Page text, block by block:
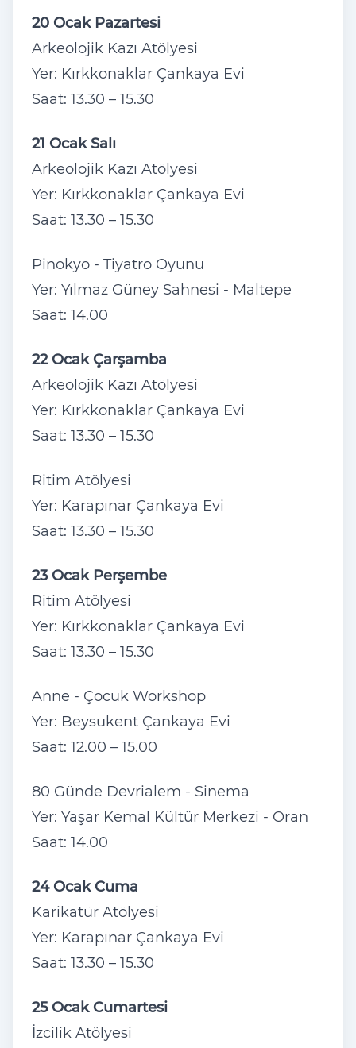
20 Ocak Pazartesi
Arkeolojik Kazı Atölyesi
Yer: Kırkkonaklar Çankaya Evi
Saat: 13.30 – 15.30
21 Ocak Salı
Arkeolojik Kazı Atölyesi
Yer: Kırkkonaklar Çankaya Evi
Saat: 13.30 – 15.30
Pinokyo - Tiyatro Oyunu
Yer: Yılmaz Güney Sahnesi - Maltepe
Saat: 14.00
22 Ocak Çarşamba
Arkeolojik Kazı Atölyesi
Yer: Kırkkonaklar Çankaya Evi
Saat: 13.30 – 15.30
Ritim Atölyesi
Yer: Karapınar Çankaya Evi
Saat: 13.30 – 15.30
23 Ocak Perşembe
Ritim Atölyesi
Yer: Kırkkonaklar Çankaya Evi
Saat: 13.30 – 15.30
Anne - Çocuk Workshop
Yer: Beysukent Çankaya Evi
Saat: 12.00 – 15.00
80 Günde Devrialem - Sinema
Yer: Yaşar Kemal Kültür Merkezi - Oran
Saat: 14.00
24 Ocak Cuma
Karikatür Atölyesi
Yer: Karapınar Çankaya Evi
Saat: 13.30 – 15.30
25 Ocak Cumartesi
İzcilik Atölyesi